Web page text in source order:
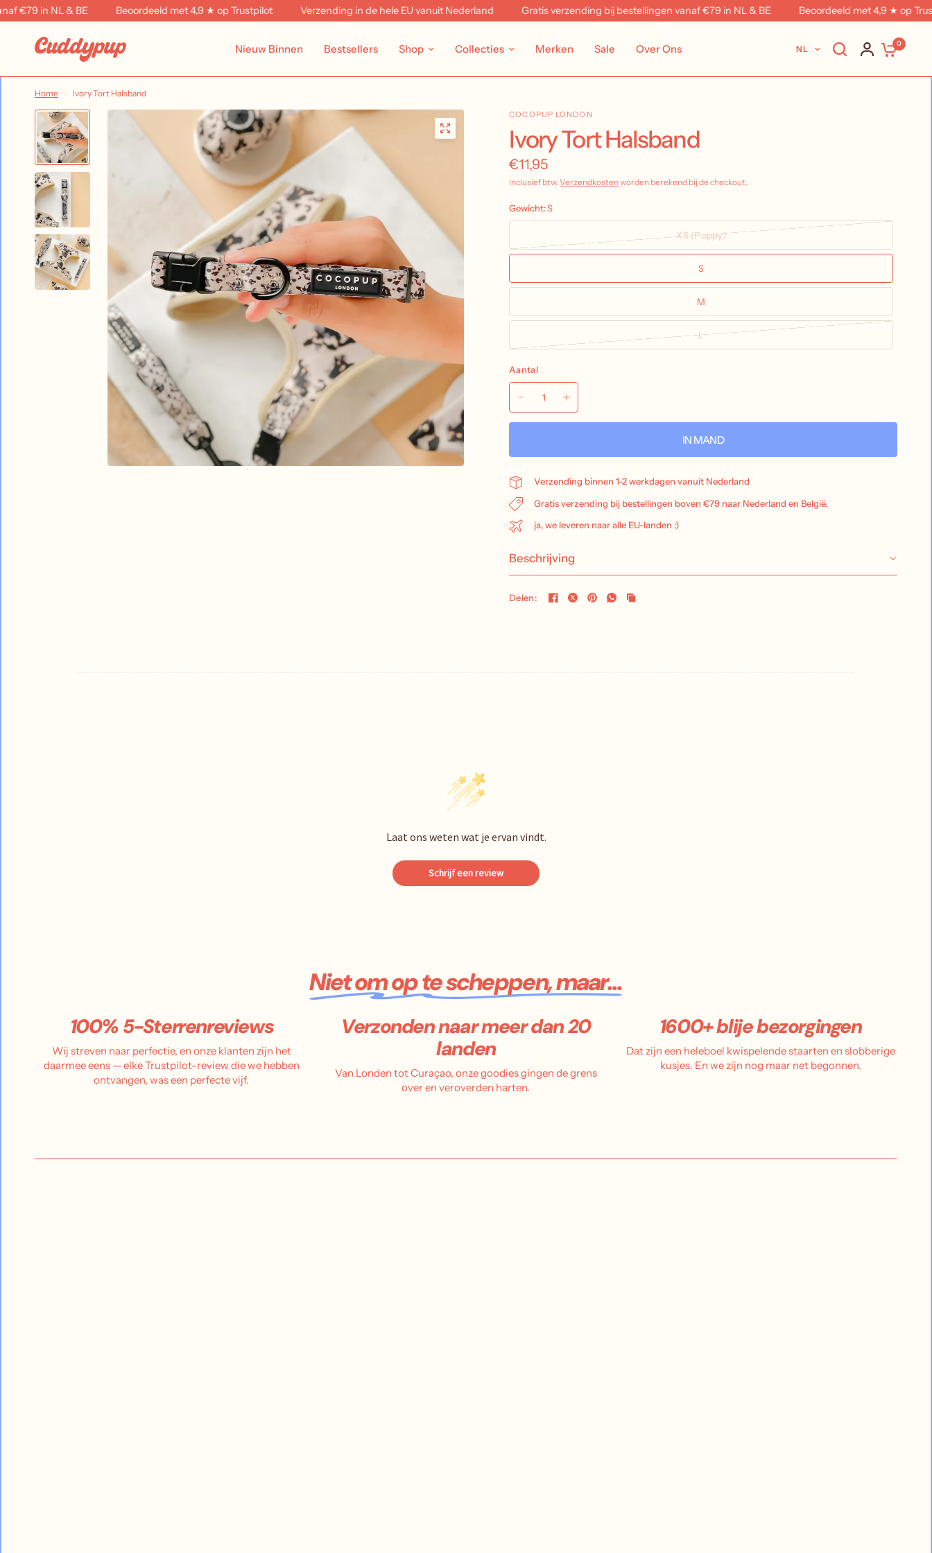
in NL & BE Beoordeeld met 4,9 ★ op Trustpilot Verzending in de hele EU vanuit Nederland Gratis verzending bij bestellingen vanaf €79 in NL & BE Beoordeeld met 4,9 ★ op
Nieuw Binnen Bestsellers Shop Collecties Merken Sale Over Ons NL
0
Home / Ivory Tort Halsband
COCOPUP LONDON
Ivory Tort Halsband
€11,95
Inclusief btw.Verzendkostenworden berekend bij de checkout.
Gewicht:S
XS (Puppy)
S
M
L
Aantal
IN MAND
Verzending binnen 1-2 werkdagen vanuit Nederland
Gratis verzending bij bestellingen boven €79 naar Nederland en België.
ja, we leveren naar alle EU-landen :)
Beschrijving
Delen:
Laat ons weten wat je ervan vindt.
Schrijf een review
Niet om op te scheppen, maar...
100% 5-Sterrenreviews
Wij streven naar perfectie, en onze klanten zijn het
daarmee eens — elke Trustpilot-review die we hebben
ontvangen, was een perfecte vijf.
Verzonden naar meer dan 20
landen
Van Londen tot Curaçao, onze goodies gingen de grens
over en veroverden harten.
1600+ blije bezorgingen
Dat zijn een heleboel kwispelende staarten en slobberige
kusjes. En we zijn nog maar net begonnen.